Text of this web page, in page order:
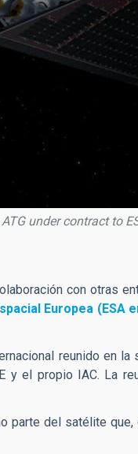
under contract to
con otras
Europea (ESA
reunido en la
y el propio IAC. La
parte del satélite